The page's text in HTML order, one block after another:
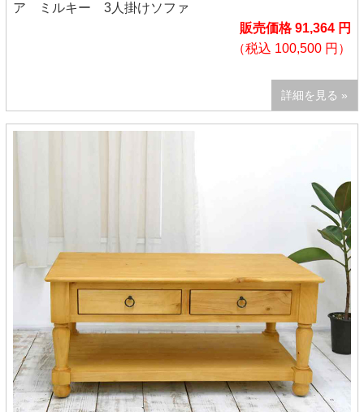
ア ミルキー 3人掛けソファ
販売価格 91,364 円
（税込 100,500 円）
詳細を見る »